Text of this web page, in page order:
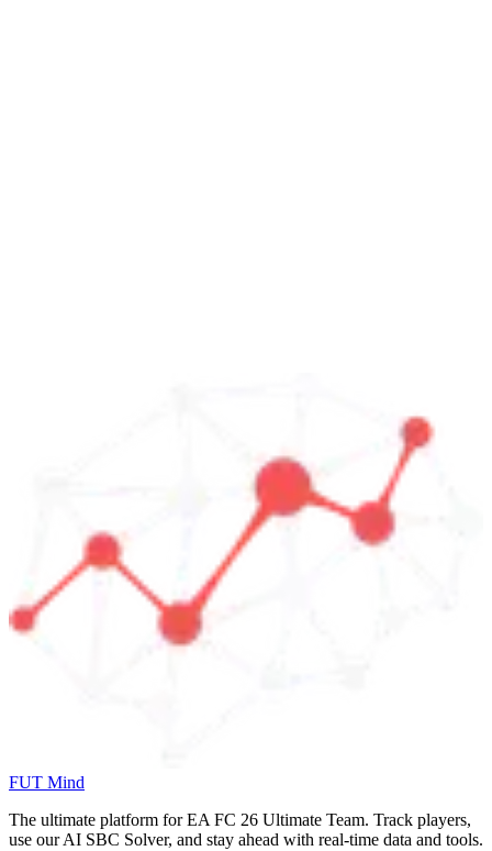
FUT Mind
The ultimate platform for EA FC 26 Ultimate Team. Track players,
use our AI SBC Solver, and stay ahead with real-time data and tools.